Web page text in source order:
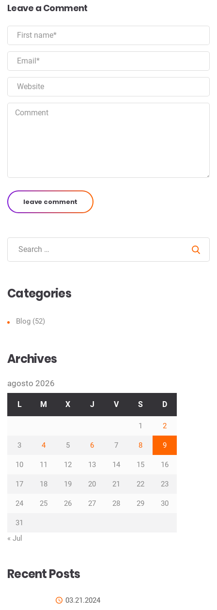
Leave a Comment
leave comment
Categories
Blog (52)
Archives
agosto 2026
L M X J V S D
1 2
3 4 5 6 7 8 9
10 11 12 13 14 15 16
17 18 19 20 21 22 23
24 25 26 27 28 29 30
31
« Jul
Recent Posts
03.21.2024